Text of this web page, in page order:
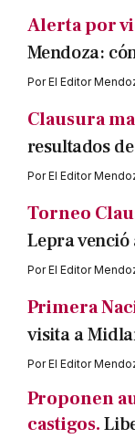
Alerta por
Mendoza:
PorEl Editor
Clausura
resultados
PorEl Editor
Torneo
Lepra venció
PorEl Editor
Primera
visita a
PorEl Editor
Proponen
castigos.